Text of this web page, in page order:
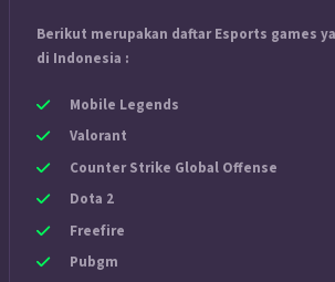
Berikut merupakan daftar Esports games
di Indonesia :
Mobile Legends
Valorant
Counter Strike Global Offense
Dota 2
Freefire
Pubgm